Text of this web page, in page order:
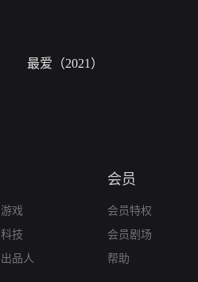
最爱（2021）
游戏
科技
出品人
会员
会员特权
会员剧场
帮助